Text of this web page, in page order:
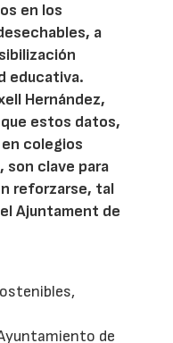
en los
a
educativa.
Hernández,
estos datos,
colegios
clave para
reforzarse, tal
Ajuntament de
de